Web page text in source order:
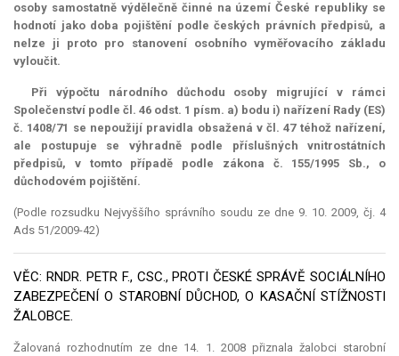
osoby samostatně výdělečně činné na území České republiky se
hodnotí jako doba pojištění podle českých právních předpisů, a
nelze ji proto pro stanovení osobního vyměřovacího základu
vyloučit.
Při výpočtu národního důchodu osoby migrující v rámci
Společenství podle čl. 46 odst. 1 písm. a) bodu i) nařízení Rady (ES)
č. 1408/71 se nepoužijí pravidla obsažená v čl. 47 téhož nařízení,
ale postupuje se výhradně podle příslušných vnitrostátních
předpisů, v tomto případě podle zákona č. 155/1995 Sb., o
důchodovém pojištění.
(Podle rozsudku Nejvyššího správního soudu ze dne 9. 10. 2009, čj. 4
Ads 51/2009-42)
VĚC: RNDR. PETR F., CSC., PROTI ČESKÉ SPRÁVĚ SOCIÁLNÍHO
ZABEZPEČENÍ O STAROBNÍ DŮCHOD, O KASAČNÍ STÍŽNOSTI
ŽALOBCE.
Žalovaná rozhodnutím ze dne 14. 1. 2008 přiznala žalobci starobní